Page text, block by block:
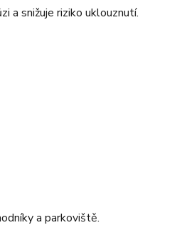
a snižuje riziko uklouznutí.
a parkoviště.